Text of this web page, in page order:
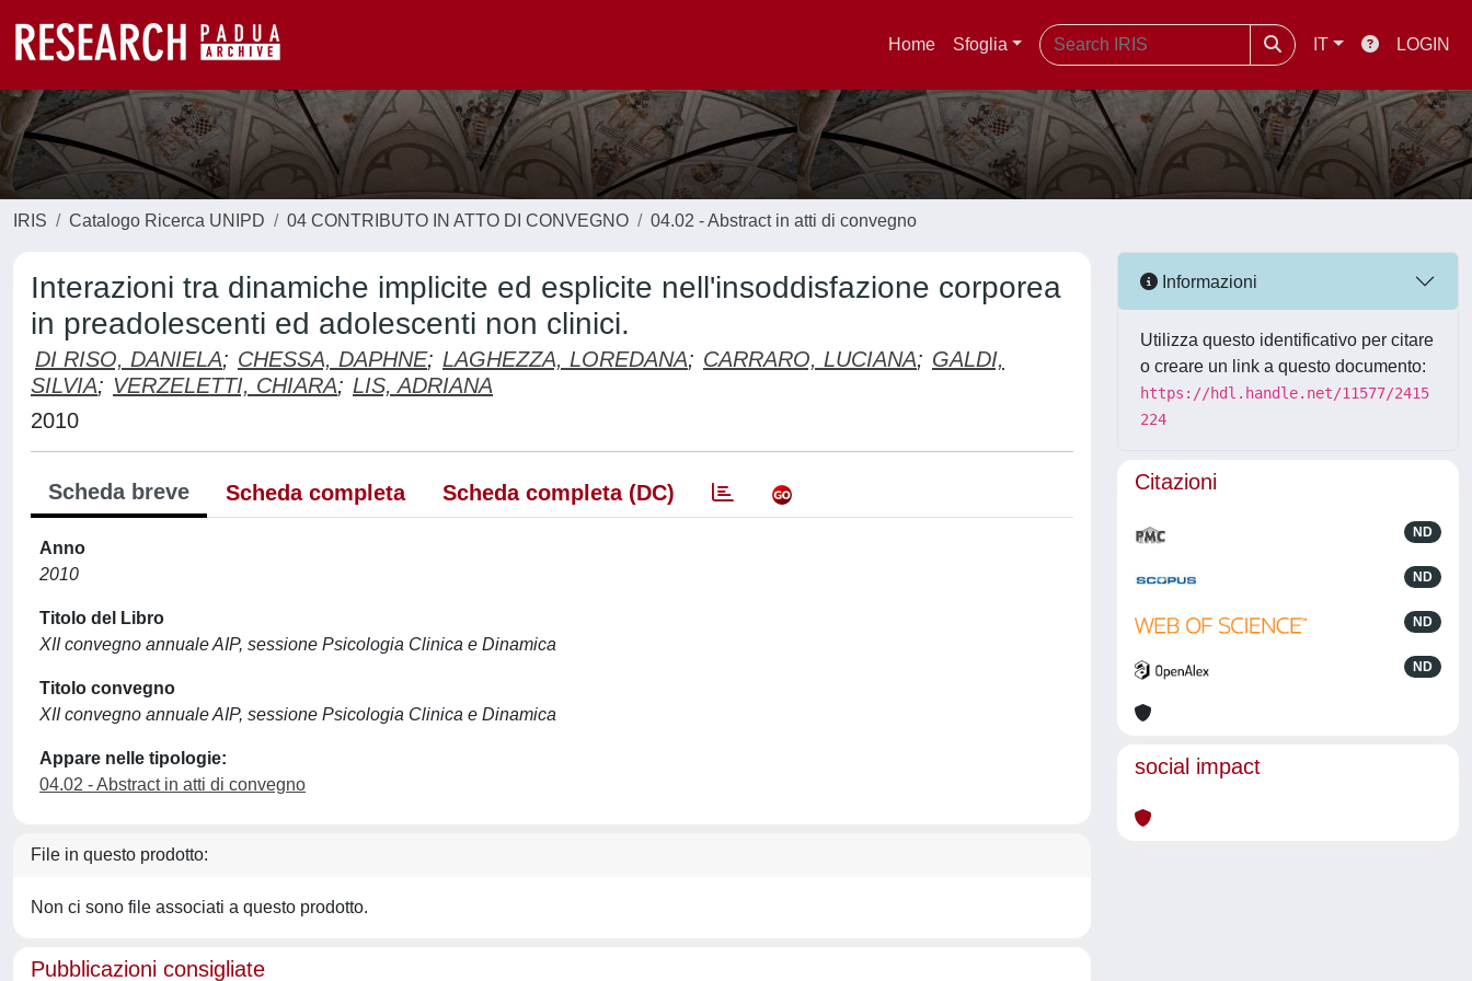
Home Sfoglia IT LOGIN
IRIS Catalogo Ricerca UNIPD 04 CONTRIBUTO IN ATTO DI CONVEGNO 04.02 - Abstract in atti di convegno
Interazioni tra dinamiche implicite ed esplicite nell'insoddisfazione corporea
in preadolescenti ed adolescenti non clinici.
DI RISO, DANIELA; CHESSA, DAPHNE; LAGHEZZA, LOREDANA; CARRARO, LUCIANA; GALDI,
SILVIA; VERZELETTI, CHIARA; LIS, ADRIANA
2010
Scheda breve Scheda completa Scheda completa (DC)
Anno
2010
Titolo del Libro
XII convegno annuale AIP, sessione Psicologia Clinica e Dinamica
Titolo convegno
XII convegno annuale AIP, sessione Psicologia Clinica e Dinamica
Appare nelle tipologie:
04.02 - Abstract in atti di convegno
File in questo prodotto:
Non ci sono file associati a questo prodotto.
Pubblicazioni consigliate
Informazioni
Utilizza questo identificativo per citare
o creare un link a questo documento:
https://hdl.handle.net/11577/2415
224
Citazioni
ND
ND
ND
ND
social impact